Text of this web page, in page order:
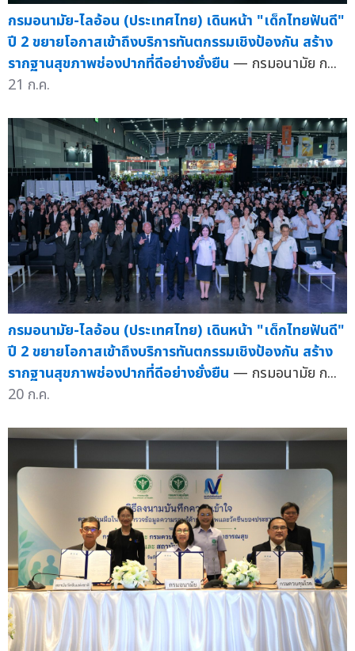
กรมอนามัย-ไลอ้อน (ประเทศไทย) เดินหน้า "เด็กไทยฟันดี"
ปี 2 ขยายโอกาสเข้าถึงบริการทันตกรรมเชิงป้องกัน สร้าง
รากฐานสุขภาพช่องปากที่ดีอย่างยั่งยืน — กรมอนามัย ก...
21 ก.ค.
กรมอนามัย-ไลอ้อน (ประเทศไทย) เดินหน้า "เด็กไทยฟันดี"
ปี 2 ขยายโอกาสเข้าถึงบริการทันตกรรมเชิงป้องกัน สร้าง
รากฐานสุขภาพช่องปากที่ดีอย่างยั่งยืน — กรมอนามัย ก...
20 ก.ค.